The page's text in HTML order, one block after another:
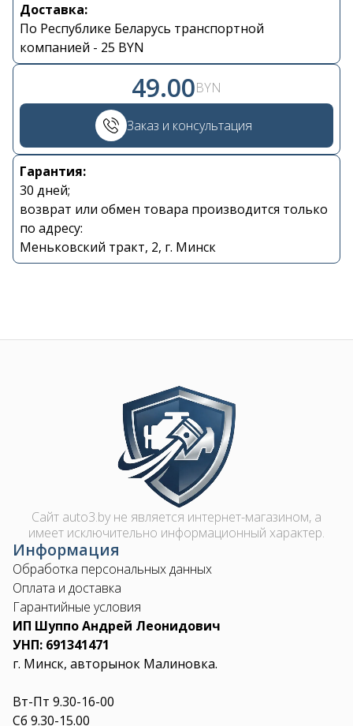
Доставка:
По Республике Беларусь транспортной
компанией - 25 BYN
49.00BYN
Заказ и консультация
Гарантия:
30 дней;
возврат или обмен товара производится только
по адресу:
Меньковский тракт, 2, г. Минск
Контакты
+375 29 870 15 80
Viber
shupik21@bk.ru
Image
Сайт auto3.by не является интернет-магазином, а
имеет исключительно информационный характер.
Информация
Обработка персональных данных
Оплата и доставка
Гарантийные условия
ИП Шуппо Андрей Леонидович
УНП: 691341471
г. Минск, авторынок Малиновка.
Вт-Пт 9.30-16-00
Сб 9.30-15.00